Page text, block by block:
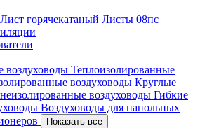
Лист горячекатаный Листы 08пс
воздуховоды Теплоизолированные
воздуховоды Круглые
воздуховоды Гибкие
Воздуховоды для напольных
Показать все